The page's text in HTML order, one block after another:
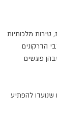
טירות מלכותיות
הדרקונים
פוגשים
שנועדו להפתיע